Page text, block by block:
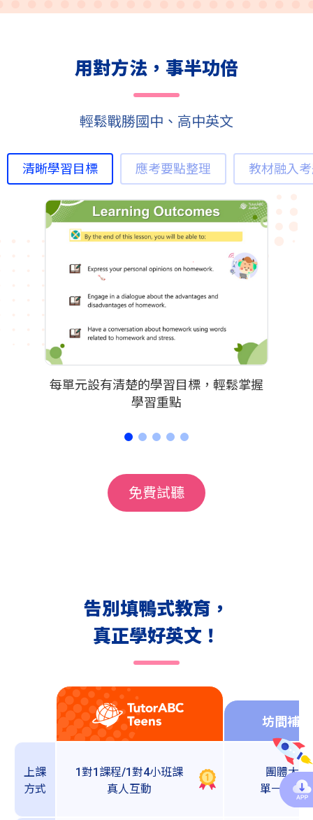
用對方法，事半功倍
輕鬆戰勝國中、高中英文
清晰學習目標 應考要點整理 教材融入
每單元設有清楚的學習目標，輕鬆掌握
學習重點
免費試聽
告別填鴨式教育，
真正學好英文！
坊間補
上課
方式
1對1課程/1對4小班課
真人互動
團體大班
單一學習